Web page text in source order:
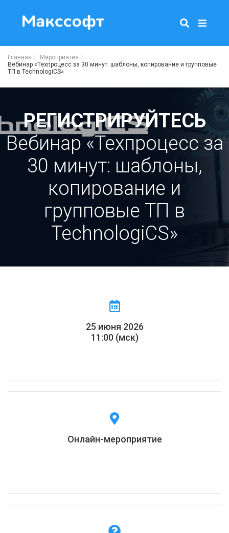
Главная
Мероприятия
Вебинар «Техпроцесс за 30 минут: шаблоны, копирование и групповые
ТП в TechnologiCS»
РЕГИСТРИРУЙТЕСЬ
Вебинар «Техпроцесс за
30 минут: шаблоны,
копирование и
групповые ТП в
TechnologiCS»
25 июня 2026
11:00 (мск)
Онлайн-мероприятие